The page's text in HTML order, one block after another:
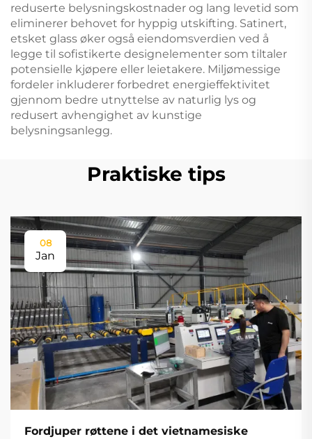
reduserte belysningskostnader og lang levetid som
eliminerer behovet for hyppig utskifting. Satinert,
etsket glass øker også eiendomsverdien ved å
legge til sofistikerte designelementer som tiltaler
potensielle kjøpere eller leietakere. Miljømessige
fordeler inkluderer forbedret energieffektivitet
gjennom bedre utnyttelse av naturlig lys og
redusert avhengighet av kunstige
belysningsanlegg.
Praktiske tips
08
Jan
Fordjuper røttene i det vietnamesiske